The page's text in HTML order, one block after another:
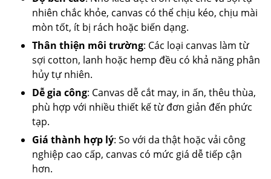
nhiên chắc khỏe, canvas có thể chịu kéo, chịu mài
mòn tốt, ít bị rách hoặc biến dạng.
Thân thiện môi trường: Các loại canvas làm từ
sợi cotton, lanh hoặc hemp đều có khả năng phân
hủy tự nhiên.
Dễ gia công: Canvas dễ cắt may, in ấn, thêu thùa,
phù hợp với nhiều thiết kế từ đơn giản đến phức
tạp.
Giá thành hợp lý: So với da thật hoặc vải công
nghiệp cao cấp, canvas có mức giá dễ tiếp cận
hơn.